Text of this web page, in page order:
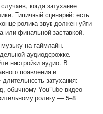
когда затухание
Типичный сценарий: есть
ролика звук должен уйти
или финальной заставкой.
на таймлайн.
аудиодорожке.
настройки аудио. В
появления и
затухания:
обычному YouTube-видео —
ролику — 5–8